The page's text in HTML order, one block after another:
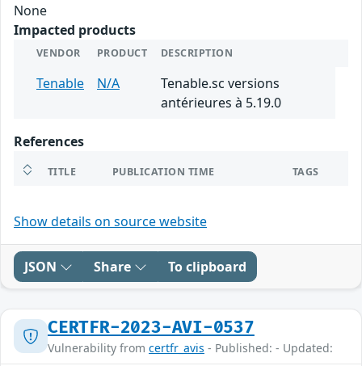
None
Impacted products
VENDOR PRODUCT DESCRIPTION
Tenable N/A
Tenable.sc versions
antérieures à 5.19.0
References
TITLE PUBLICATION TIME TAGS
Show details on source website
JSON Share To clipboard
CERTFR-2023-AVI-0537
Vulnerability from certfr_avis - Published: - Updated: